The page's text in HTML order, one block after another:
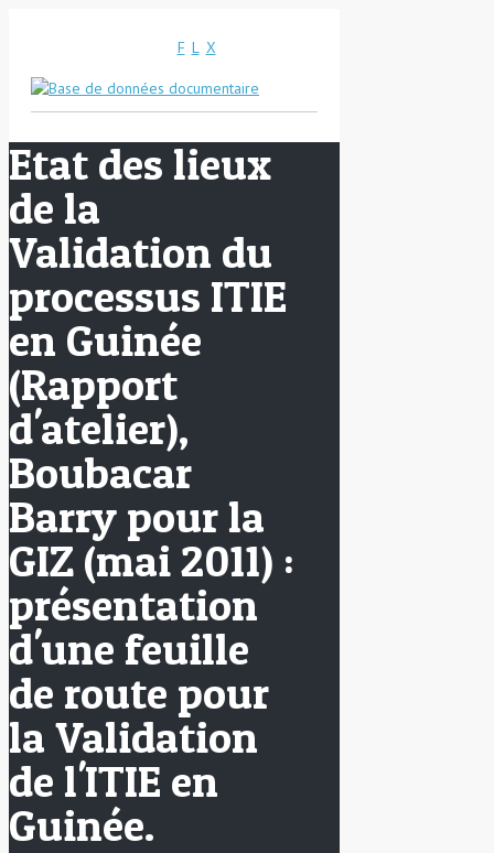
F L X
Etat des lieux
de la
Validation du
processus ITIE
en Guinée
(Rapport
d'atelier),
Boubacar
Barry pour la
GIZ (mai 2011) :
présentation
d'une feuille
de route pour
la Validation
de l'ITIE en
Guinée.